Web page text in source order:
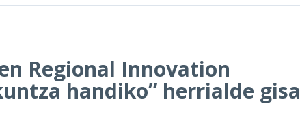
Regional Innovation
handiko” herrialde gisa